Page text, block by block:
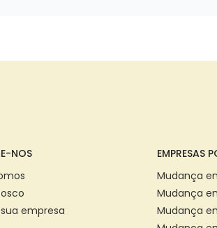
NOS
empresa
EMPRESAS
Mudança
Mudança
Mudança